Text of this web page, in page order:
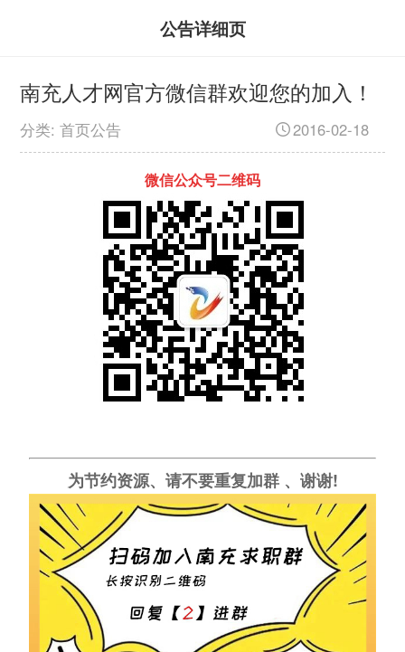
公告详细页
南充人才网官方微信群欢迎您的加入！
分类: 首页公告 2016-02-18
微信公众号二维码
为节约资源、请不要重复加群 、谢谢!